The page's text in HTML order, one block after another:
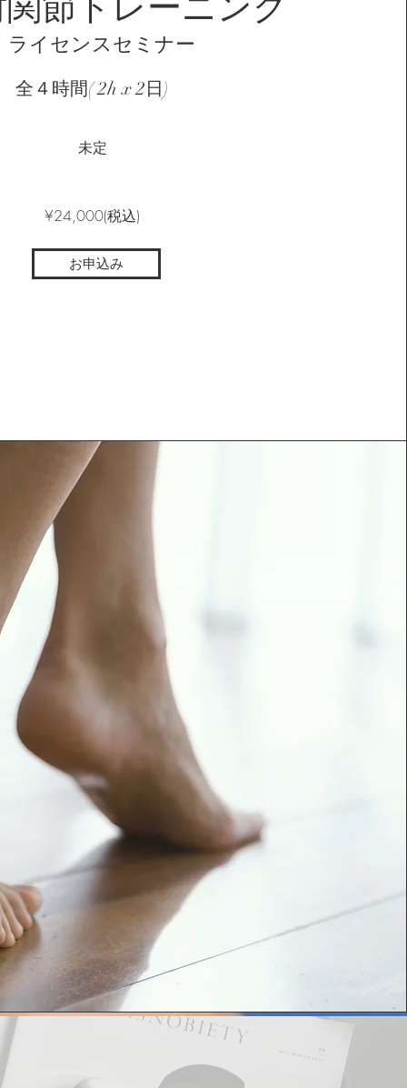
全４時間( 2h x 2日)
未定
​¥24,000(税込)
ライセンスセミナー
お申込み